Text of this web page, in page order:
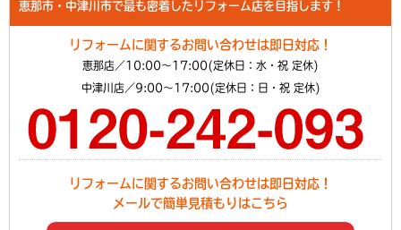
恵那市・中津川市で最も密着したリフォーム店を目指します！
リフォームに関するお問い合わせは即日対応！
恵那店／10:00～17:00(定休日：水・祝 定休)
中津川店／9:00～17:00(定休日：日・祝 定休)
リフォームに関するお問い合わせは即日対応！
メールで簡単見積もりはこちら